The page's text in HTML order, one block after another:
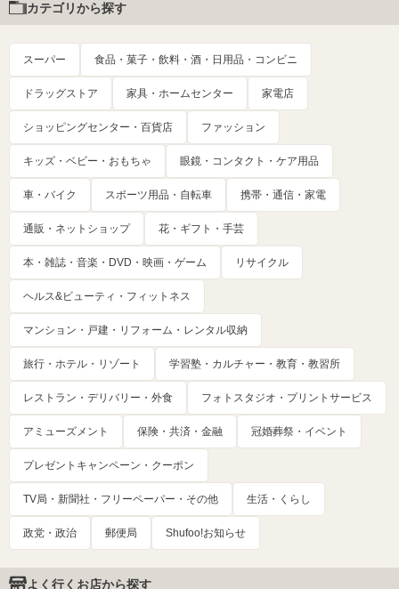
カテゴリから探す
スーパー 食品・菓子・飲料・酒・日用品・コンビニ
ドラッグストア 家具・ホームセンター 家電店
ショッピングセンター・百貨店 ファッション
キッズ・ベビー・おもちゃ 眼鏡・コンタクト・ケア用品
車・バイク スポーツ用品・自転車 携帯・通信・家電
通販・ネットショップ 花・ギフト・手芸
本・雑誌・音楽・DVD・映画・ゲーム リサイクル
ヘルス&ビューティ・フィットネス
マンション・戸建・リフォーム・レンタル収納
旅行・ホテル・リゾート 学習塾・カルチャー・教育・教習所
レストラン・デリバリー・外食 フォトスタジオ・プリントサービス
アミューズメント 保険・共済・金融 冠婚葬祭・イベント
プレゼントキャンペーン・クーポン
TV局・新聞社・フリーペーパー・その他 生活・くらし
政党・政治 郵便局 Shufoo!お知らせ
よく行くお店から探す